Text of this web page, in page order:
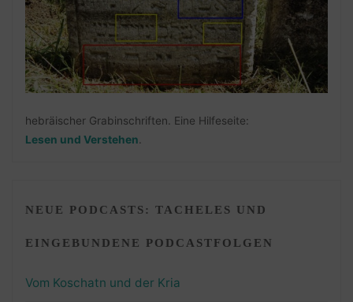
hebräischer Grabinschriften. Eine Hilfeseite:
Lesen und Verstehen.
NEUE PODCASTS: TACHELES UND
EINGEBUNDENE PODCASTFOLGEN
Vom Koschatn und der Kria